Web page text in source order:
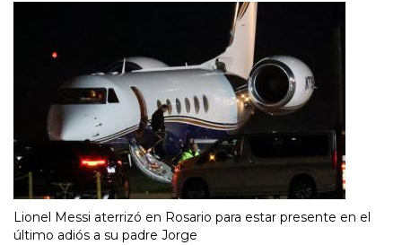
Lionel Messi aterrizó en Rosario para estar presente en el
último adiós a su padre Jorge